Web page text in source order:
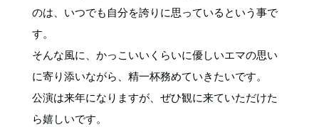
のは、いつでも自分を誇りに思っているという事で
す。
そんな風に、かっこいいくらいに優しいエマの思い
に寄り添いながら、精一杯務めていきたいです。
公演は来年になりますが、ぜひ観に来ていただけた
ら嬉しいです。